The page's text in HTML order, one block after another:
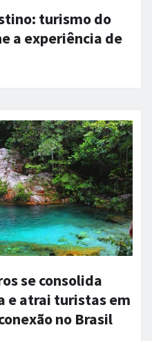
turismo do
a experiência de
se consolida
e atrai turistas em
no Brasil